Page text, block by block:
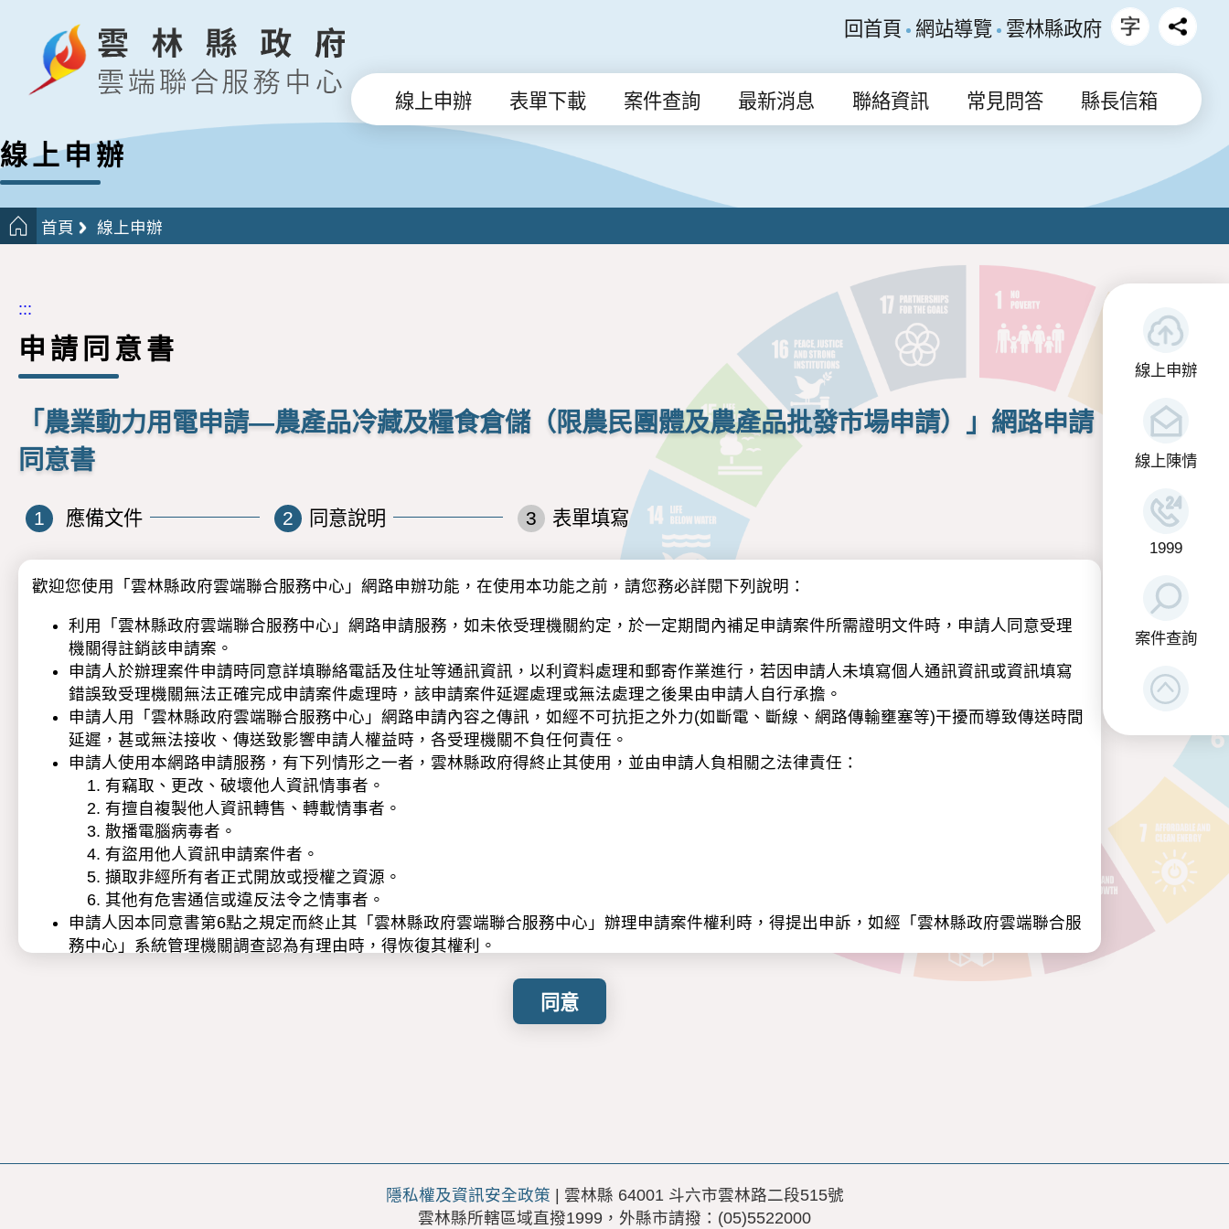
線上申辦
線上陳情
1999
案件查詢
回首頁 網站導覽 雲林縣政府
線上申辦 表單下載 案件查詢 最新消息 聯絡資訊 常見問答 縣長信箱
線上申辦
首頁 線上申辦
:::
申請同意書
「農業動力用電申請—農產品冷藏及糧食倉儲（限農民團體及農產品批發市場申請）」網路申請
同意書
1 應備文件 2 同意說明 3 表單填寫
歡迎您使用「雲林縣政府雲端聯合服務中心」網路申辦功能，在使用本功能之前，請您務必詳閱下列說明：
利用「雲林縣政府雲端聯合服務中心」網路申請服務，如未依受理機關約定，於一定期間內補足申請案件所需證明文件時，申請人同意受理
機關得註銷該申請案。
申請人於辦理案件申請時同意詳填聯絡電話及住址等通訊資訊，以利資料處理和郵寄作業進行，若因申請人未填寫個人通訊資訊或資訊填寫
錯誤致受理機關無法正確完成申請案件處理時，該申請案件延遲處理或無法處理之後果由申請人自行承擔。
申請人用「雲林縣政府雲端聯合服務中心」網路申請內容之傳訊，如經不可抗拒之外力(如斷電、斷線、網路傳輸壅塞等)干擾而導致傳送時間
延遲，甚或無法接收、傳送致影響申請人權益時，各受理機關不負任何責任。
申請人使用本網路申請服務，有下列情形之一者，雲林縣政府得終止其使用，並由申請人負相關之法律責任：
有竊取、更改、破壞他人資訊情事者。
有擅自複製他人資訊轉售、轉載情事者。
散播電腦病毒者。
有盜用他人資訊申請案件者。
擷取非經所有者正式開放或授權之資源。
其他有危害通信或違反法令之情事者。
申請人因本同意書第6點之規定而終止其「雲林縣政府雲端聯合服務中心」辦理申請案件權利時，得提出申訴，如經「雲林縣政府雲端聯合服
務中心」系統管理機關調查認為有理由時，得恢復其權利。
蒐集之目的：為完成雲林縣政府雲端聯合服務中心線上申辦服務及數據分析統計。
蒐集之個人資料類別：依申請項目與目的之不同，可能蒐集下列資料。
對象：本服務受理機關、為完成本服務業務的委外機構(公司)、其他為完成本服務之公務或非公務機關(機構、公司)。
方式：透過網際網路、數位檔案或實體紙本形式蒐集、處理及利用您的個人資料。
隱私權及資訊安全政策 | 雲林縣 64001 斗六市雲林路二段515號
雲林縣所轄區域直撥1999，外縣市請撥：(05)5522000